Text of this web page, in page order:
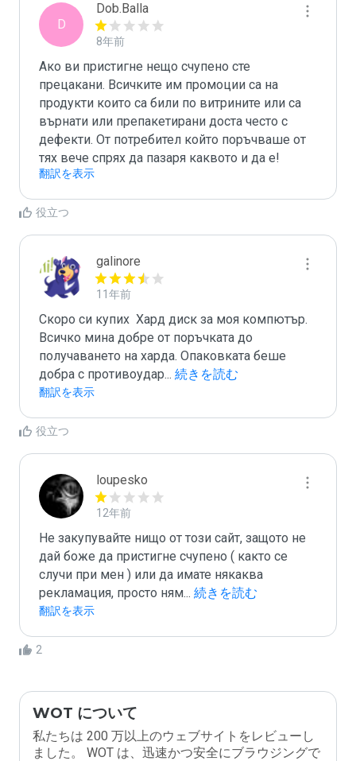
D
Dob.Balla
8年前
Ако ви пристигне нещо счупено сте
прецакани. Всичките им промоции са на
продукти които са били по витрините или са
върнати или препакетирани доста често с
дефекти. От потребител който поръчваше от
тях вече спрях да пазаря каквото и да е!
翻訳を表示
役立つ
galinore
11年前
Скоро си купих  Хард диск за моя компютър.
Всичко мина добре от поръчката до
получаването на харда. Опаковката беше
добра с противоудар... 続きを読む
翻訳を表示
役立つ
loupesko
12年前
Не закупувайте нищо от този сайт, защото не
дай боже да пристигне счупено ( както се
случи при мен ) или да имате някаква
рекламация, просто ням... 続きを読む
翻訳を表示
2
WOT について
私たちは 200 万以上のウェブサイトをレビューし
ました。 WOT は、迅速かつ安全にブラウジングで